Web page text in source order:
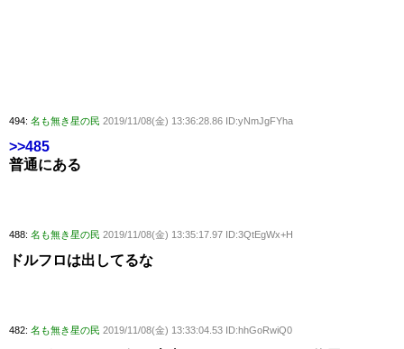
494: 名も無き星の民 2019/11/08(金) 13:36:28.86 ID:yNmJgFYha
>>485
普通にある
488: 名も無き星の民 2019/11/08(金) 13:35:17.97 ID:3QtEgWx+H
ドルフロは出してるな
482: 名も無き星の民 2019/11/08(金) 13:33:04.53 ID:hhGoRwiQ0